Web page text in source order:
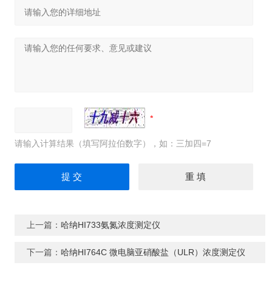
请输入计算结果（填写阿拉伯数字），如：三加四=7
上一篇： 哈纳HI733氨氮浓度测定仪
下一篇： 哈纳HI764C 微电脑亚硝酸盐（ULR）浓度测定仪